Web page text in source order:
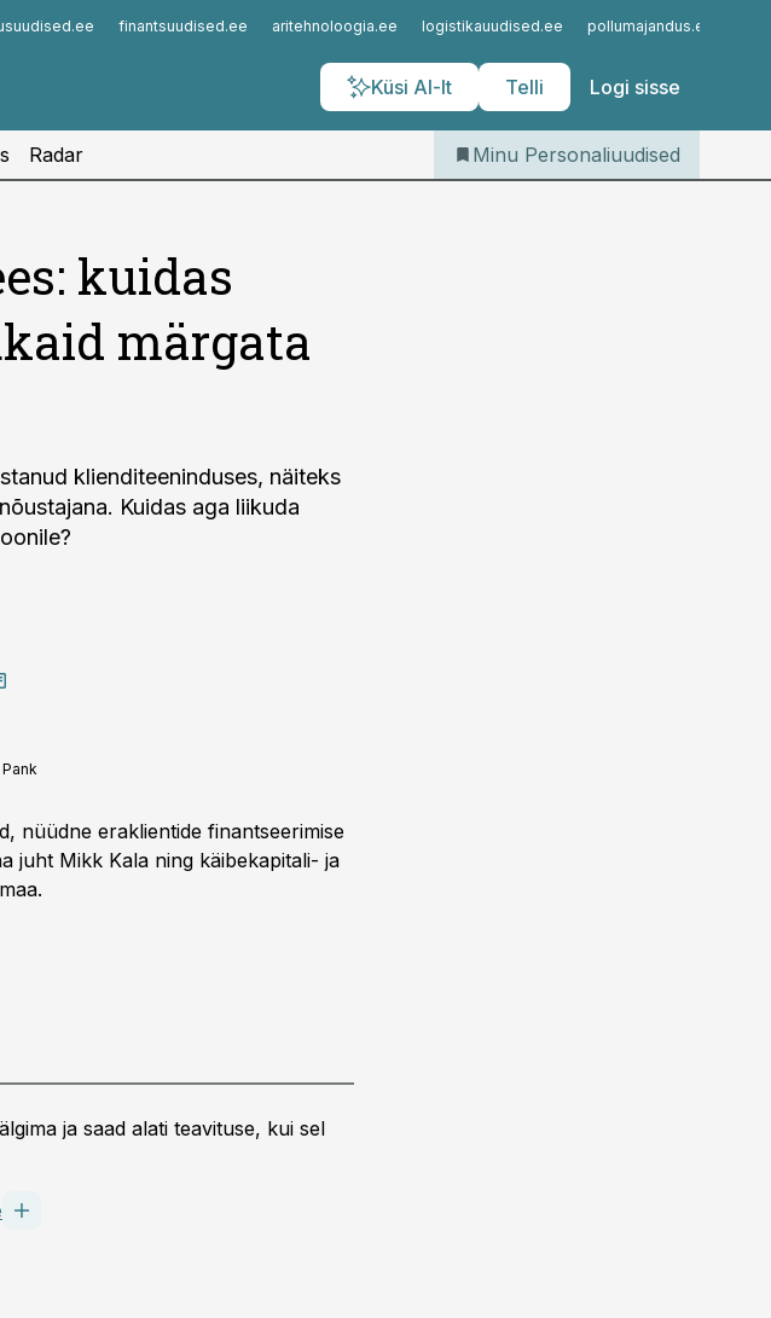
finantsuudised.ee aritehnoloogia.ee logistikauudised.ee pollumajandus.ee
Küsi AI-lt Telli Logi sisse
Iseteenindus
Telli Personaliuudised
Radar Minu Personaliuudised
kuidas
märgata
klienditeeninduses, näiteks
Kuidas aga liikuda
Pank
nüüdne eraklientide finantseerimise
juht Mikk Kala ning käibekapitali- ja
ja saad alati teavituse, kui sel